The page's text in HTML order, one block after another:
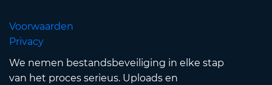
Voorwaarden
Privacy
We nemen bestandsbeveiliging in elke stap
van het proces serieus. Uploads en